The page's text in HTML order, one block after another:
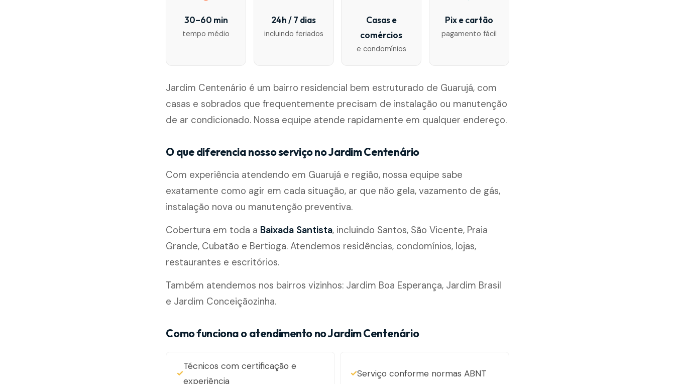
30–60 min
tempo médio
24h / 7 dias
incluindo feriados
Casas e
comércios
e condomínios
Pix e cartão
pagamento fácil
Jardim Centenário é um bairro residencial bem estruturado de Guarujá, com
casas e sobrados que frequentemente precisam de instalação ou manutenção
de ar condicionado. Nossa equipe atende rapidamente em qualquer endereço.
O que diferencia nosso serviço no Jardim Centenário
Com experiência atendendo em Guarujá e região, nossa equipe sabe
exatamente como agir em cada situação, ar que não gela, vazamento de gás,
instalação nova ou manutenção preventiva.
Cobertura em toda a Baixada Santista, incluindo Santos, São Vicente, Praia
Grande, Cubatão e Bertioga. Atendemos residências, condomínios, lojas,
restaurantes e escritórios.
Também atendemos nos bairros vizinhos: Jardim Boa Esperança, Jardim Brasil
e Jardim Conceiçãozinha.
Como funciona o atendimento no Jardim Centenário
Técnicos com certificação e
experiência
Serviço conforme normas ABNT